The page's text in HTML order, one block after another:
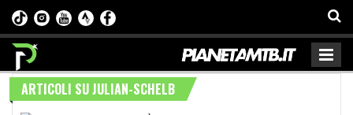
ARTICOLI SU JULIAN-SCHELB